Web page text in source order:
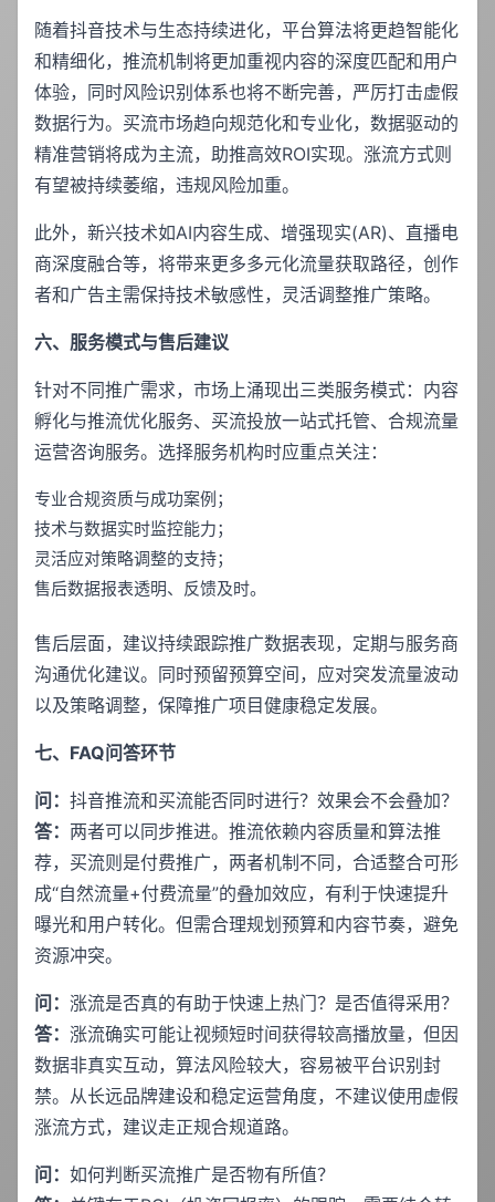
随着抖音技术与生态持续进化，平台算法将更趋智能化
和精细化，推流机制将更加重视内容的深度匹配和用户
体验，同时风险识别体系也将不断完善，严厉打击虚假
数据行为。买流市场趋向规范化和专业化，数据驱动的
精准营销将成为主流，助推高效ROI实现。涨流方式则
有望被持续萎缩，违规风险加重。
此外，新兴技术如AI内容生成、增强现实(AR)、直播电
商深度融合等，将带来更多多元化流量获取路径，创作
者和广告主需保持技术敏感性，灵活调整推广策略。
六、服务模式与售后建议
针对不同推广需求，市场上涌现出三类服务模式：内容
孵化与推流优化服务、买流投放一站式托管、合规流量
运营咨询服务。选择服务机构时应重点关注：
专业合规资质与成功案例；
技术与数据实时监控能力；
灵活应对策略调整的支持；
售后数据报表透明、反馈及时。
售后层面，建议持续跟踪推广数据表现，定期与服务商
沟通优化建议。同时预留预算空间，应对突发流量波动
以及策略调整，保障推广项目健康稳定发展。
七、FAQ问答环节
问：抖音推流和买流能否同时进行？效果会不会叠加？
答： 两者可以同步推进。推流依赖内容质量和算法推
荐，买流则是付费推广，两者机制不同，合适整合可形
成“自然流量+付费流量”的叠加效应，有利于快速提升
曝光和用户转化。但需合理规划预算和内容节奏，避免
资源冲突。
问：涨流是否真的有助于快速上热门？是否值得采用？
答：涨流确实可能让视频短时间获得较高播放量，但因
数据非真实互动，算法风险较大，容易被平台识别封
禁。从长远品牌建设和稳定运营角度，不建议使用虚假
涨流方式，建议走正规合规道路。
问：如何判断买流推广是否物有所值？